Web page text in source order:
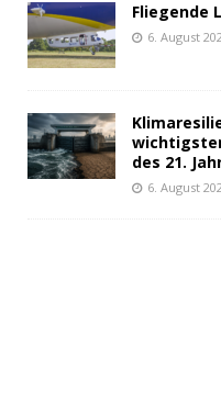
Fliegende
6. August
des 21.
6. August